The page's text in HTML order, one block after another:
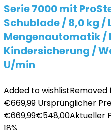
Serie 7000 mit
Schublade / 8,0 kg /
Mengenautomatik
Kindersicherung /
U/min
Added to wishlistRemoved
€669,99 Ursprünglicher
€669,99€548,00Aktueller